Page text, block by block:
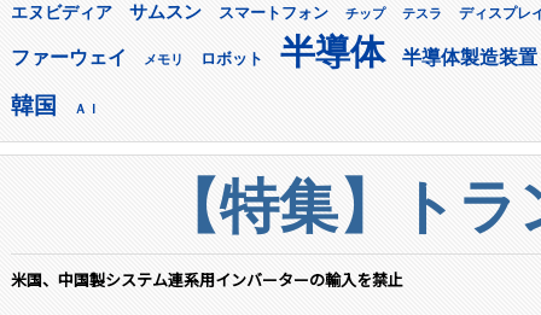
エヌビディア サムスン スマートフォン チップ テスラ ディスプレ
ファーウェイ メモリ ロボット 半導体 半導体製造装置
韓国 ＡＩ
【特集】ト
米国、中国製システム連系用インバーターの輸入を禁止